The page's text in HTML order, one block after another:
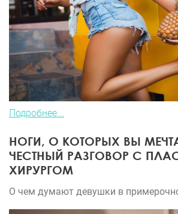
Подробнее...
НОГИ, О КОТОРЫХ ВЫ
ЧЕСТНЫЙ РАЗГОВОР С
ХИРУРГОМ
О чем думают девушки в